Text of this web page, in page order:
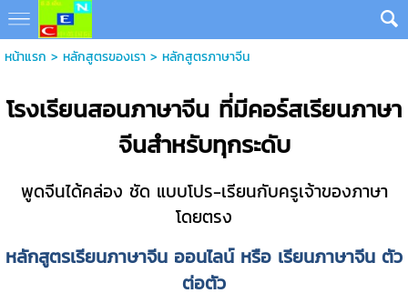
หน้าแรก > หลักสูตรของเรา > หลักสูตรภาษาจีน
โรงเรียนสอนภาษาจีน ที่มีคอร์สเรียนภาษา
จีนสำหรับทุกระดับ
พูดจีนได้คล่อง ชัด แบบโปร-เรียนกับครูเจ้าของภาษา
โดยตรง
หลักสูตรเรียนภาษาจีน ออนไลน์ หรือ เรียนภาษาจีน ตัว
ต่อตัว